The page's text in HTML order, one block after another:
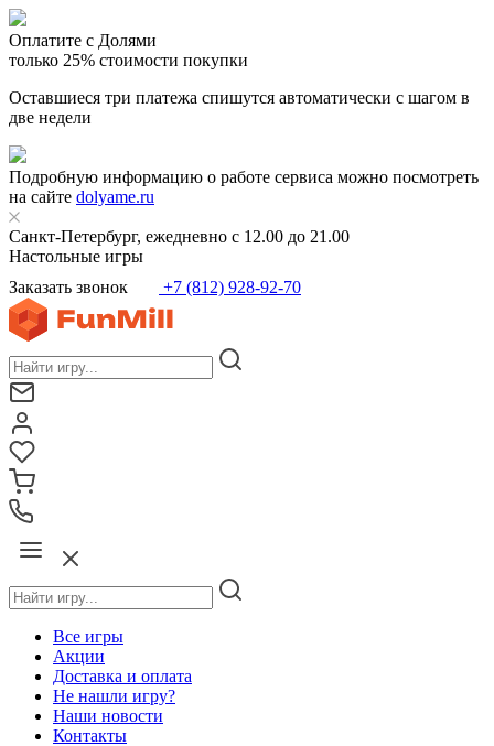
Оплатите с Долями
только 25% стоимости покупки
Оставшиеся три платежа спишутся автоматически с шагом в
две недели
Подробную информацию о работе сервиса можно посмотреть
на сайте dolyame.ru
Санкт-Петербург, ежедневно с 12.00 до 21.00
Настольные игры
Заказать звонок
+7 (812) 928-92-70
Все игры
Акции
Доставка и оплата
Не нашли игру?
Наши новости
Контакты